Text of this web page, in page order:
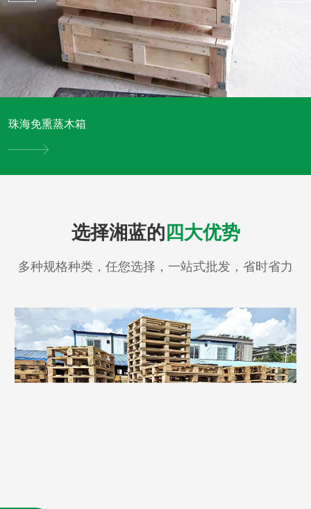
珠海免熏蒸木箱
选择湘蓝的 四大优势
多种规格种类，任您选择，一站式批发，省时省力